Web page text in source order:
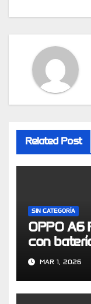
Related Post
SIN CATEGORÍA
OPPO A6
con
grado
MAR 1, 2026